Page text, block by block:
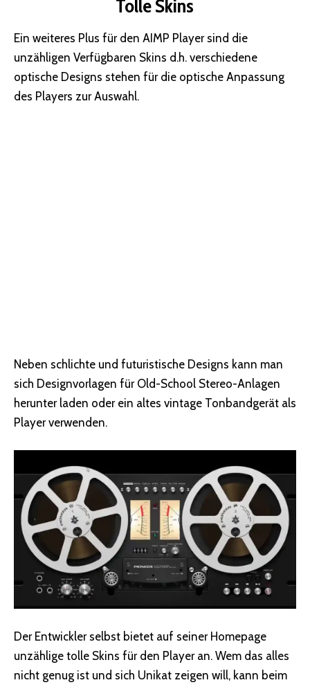
Tolle Skins
Ein weiteres Plus für den AIMP Player sind die
unzähligen Verfügbaren Skins d.h. verschiedene
optische Designs stehen für die optische Anpassung
des Players zur Auswahl.
Neben schlichte und futuristische Designs kann man
sich Designvorlagen für Old-School Stereo-Anlagen
herunter laden oder ein altes vintage Tonbandgerät als
Player verwenden.
Der Entwickler selbst bietet auf seiner Homepage
unzählige tolle Skins für den Player an. Wem das alles
nicht genug ist und sich Unikat zeigen will, kann beim